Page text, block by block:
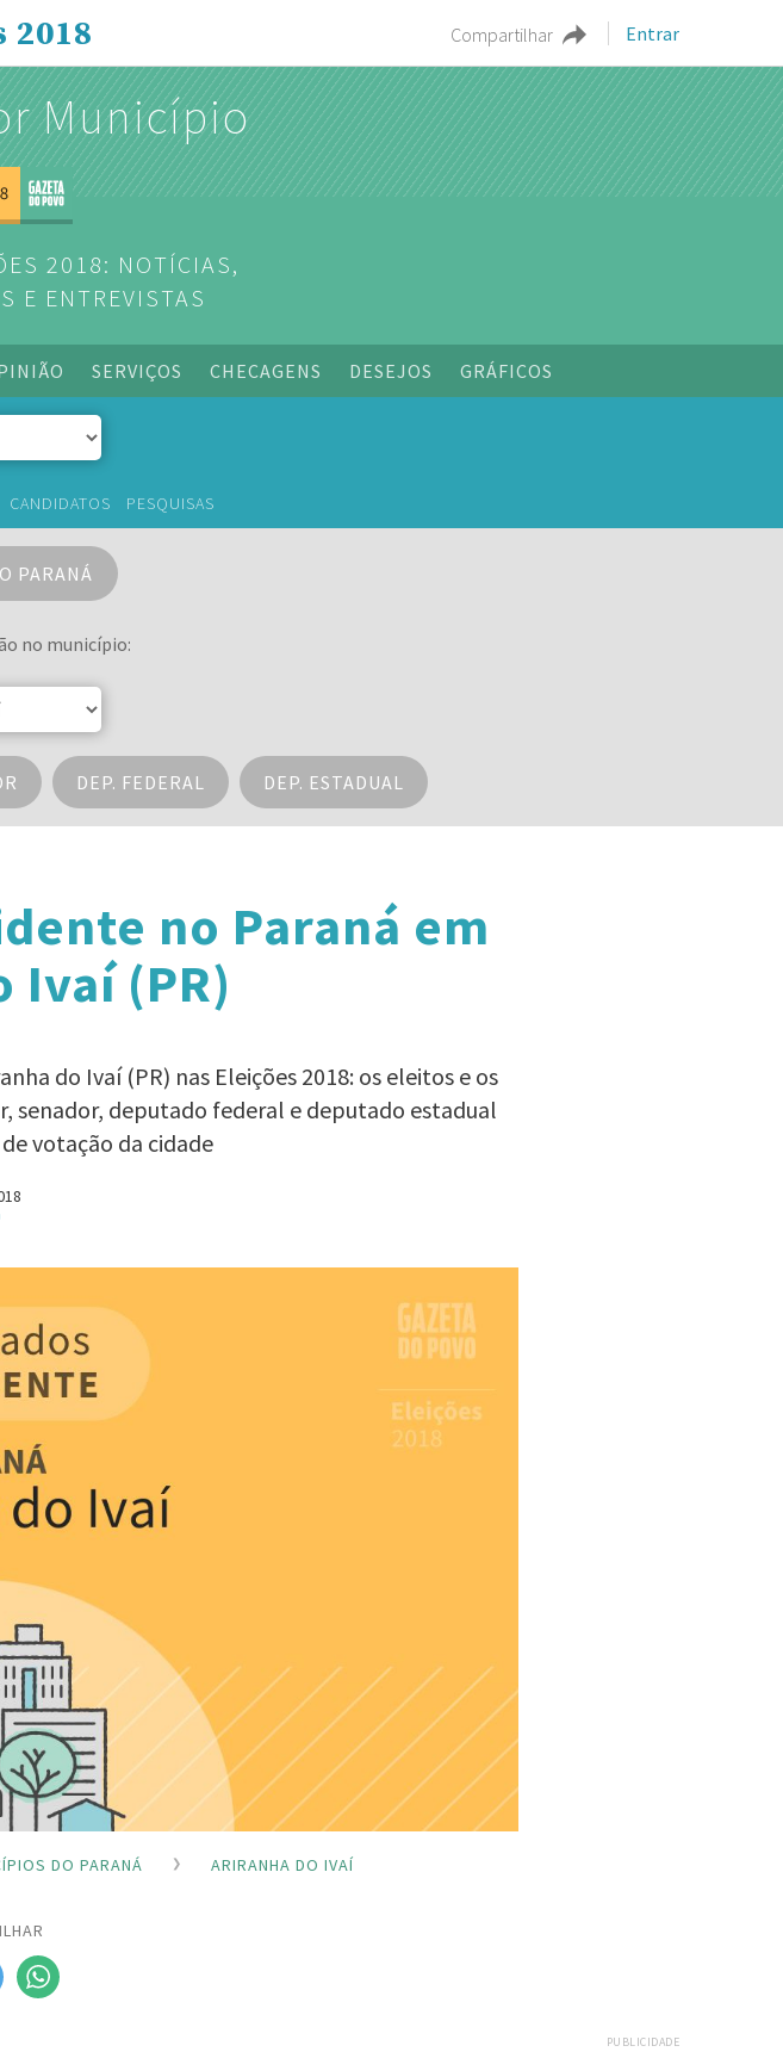
Compartilhar Entrar
2018
Município
2018: NOTÍCIAS,
E ENTREVISTAS
SERVIÇOS CHECAGENS DESEJOS GRÁFICOS
CANDIDATOS PESQUISAS
PARANÁ
no município:
DEP. FEDERAL DEP. ESTADUAL
no Paraná em
Ivaí (PR)
do Ivaí (PR) nas Eleições 2018: os eleitos e os
senador, deputado federal e deputado estadual
votação da cidade
DO PARANÁ ARIRANHA DO IVAÍ
PUBLICIDADE